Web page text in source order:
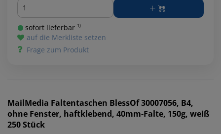
Menge
sofort lieferbar ¹⁾
auf die Merkliste setzen
Frage zum Produkt
MailMedia Faltentaschen BlessOf 30007056, B4,
ohne Fenster, haftklebend, 40mm-Falte, 150g, weiß
250 Stück